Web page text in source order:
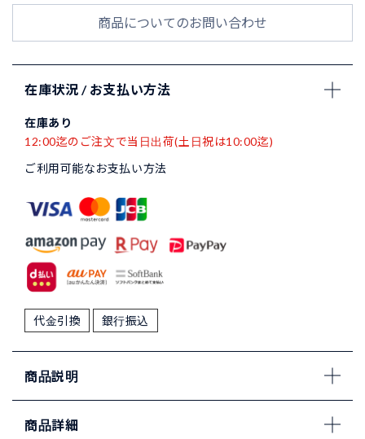
商品についてのお問い合わせ
在庫状況 / お支払い方法
在庫あり
12:00迄のご注文で当日出荷(土日祝は10:00迄)
ご利用可能なお支払い方法
代金引換 銀行振込
商品説明
商品詳細